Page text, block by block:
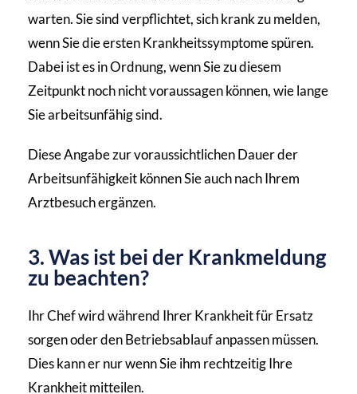
warten. Sie sind verpflichtet, sich krank zu melden,
wenn Sie die ersten Krankheitssymptome spüren.
Dabei ist es in Ordnung, wenn Sie zu diesem
Zeitpunkt noch nicht voraussagen können, wie lange
Sie arbeitsunfähig sind.
Diese Angabe zur voraussichtlichen Dauer der
Arbeitsunfähigkeit können Sie auch nach Ihrem
Arztbesuch ergänzen.
3. Was ist bei der Krankmeldung
zu beachten?
Ihr Chef wird während Ihrer Krankheit für Ersatz
sorgen oder den Betriebsablauf anpassen müssen.
Dies kann er nur wenn Sie ihm rechtzeitig Ihre
Krankheit mitteilen.